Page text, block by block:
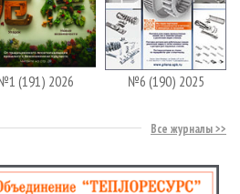
(191) 2026 №6 (190) 2025
Все журналы